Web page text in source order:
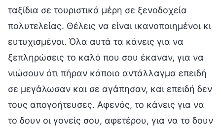
ταξίδια σε τουριστικά μέρη σε ξενοδοχεία
πολυτελείας. Θέλεις να είναι ικανοποιημένοι κι
ευτυχισμένοι. Όλα αυτά τα κάνεις για να
ξεπληρώσεις το καλό που σου έκαναν, για να
νιώσουν ότι πήραν κάποιο αντάλλαγμα επειδή
σε μεγάλωσαν και σε αγάπησαν, και επειδή δεν
τους απογοήτευσες. Αφενός, το κάνεις για να
το δουν οι γονείς σου, αφετέρου, για να το δουν